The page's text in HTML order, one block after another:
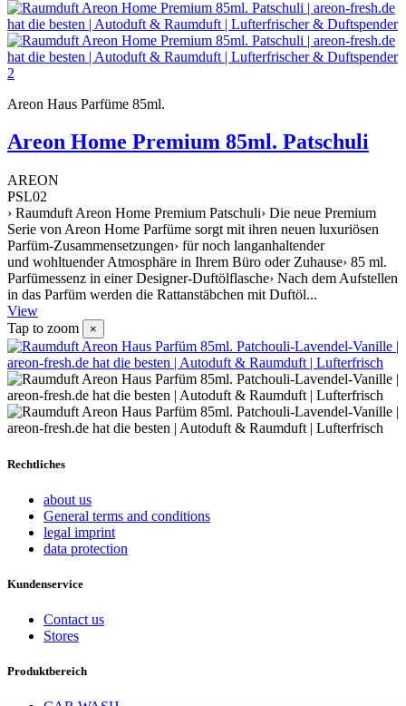
Areon Haus Parfüme 85ml.
Areon Home Premium 85ml. Patschuli
AREON
PSL02
› Raumduft Areon Home Premium Patschuli› Die neue Premium
Serie von Areon Home Parfüme sorgt mit ihren neuen luxuriösen
Parfüm-Zusammensetzungen› für noch langanhaltender
und wohltuender Atmosphäre in Ihrem Büro oder Zuhause› 85 ml.
Parfümessenz in einer Designer-Duftölflasche› Nach dem Aufstellen
in das Parfüm werden die Rattanstäbchen mit Duftöl...
View
Tap to zoom
×
Rechtliches
about us
General terms and conditions
legal imprint
data protection
Kundenservice
Contact us
Stores
Produktbereich